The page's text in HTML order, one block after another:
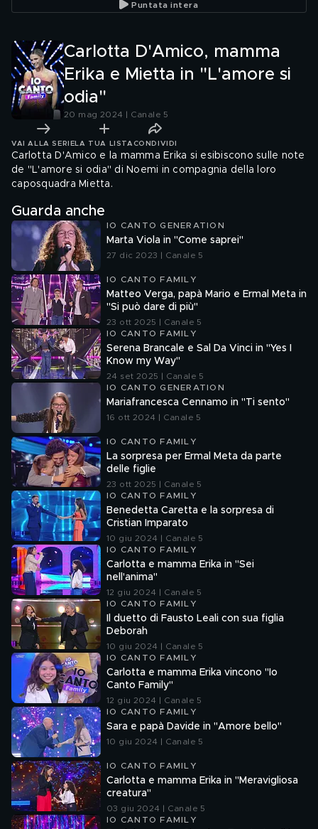
Puntata intera
Carlotta D'Amico, mamma
Erika e Mietta in "L'amore si
odia"
20 mag 2024 | Canale 5
VAI ALLA SERIE LA TUA LISTA CONDIVIDI
Carlotta D'Amico e la mamma Erika si esibiscono sulle note
de "L'amore si odia" di Noemi in compagnia della loro
caposquadra Mietta.
Guarda anche
IO CANTO GENERATION
Marta Viola in "Come saprei"
27 dic 2023 | Canale 5
IO CANTO FAMILY
Matteo Verga, papà Mario e Ermal Meta in
"Si può dare di più"
23 ott 2025 | Canale 5
IO CANTO FAMILY
Serena Brancale e Sal Da Vinci in "Yes I
Know my Way"
24 set 2025 | Canale 5
IO CANTO GENERATION
Mariafrancesca Cennamo in "Ti sento"
16 ott 2024 | Canale 5
IO CANTO FAMILY
La sorpresa per Ermal Meta da parte
delle figlie
23 ott 2025 | Canale 5
IO CANTO FAMILY
Benedetta Caretta e la sorpresa di
Cristian Imparato
10 giu 2024 | Canale 5
IO CANTO FAMILY
Carlotta e mamma Erika in "Sei
nell'anima"
12 giu 2024 | Canale 5
IO CANTO FAMILY
Il duetto di Fausto Leali con sua figlia
Deborah
10 giu 2024 | Canale 5
IO CANTO FAMILY
Carlotta e mamma Erika vincono "Io
Canto Family"
12 giu 2024 | Canale 5
IO CANTO FAMILY
Sara e papà Davide in "Amore bello"
10 giu 2024 | Canale 5
IO CANTO FAMILY
Carlotta e mamma Erika in "Meravigliosa
creatura"
03 giu 2024 | Canale 5
IO CANTO FAMILY